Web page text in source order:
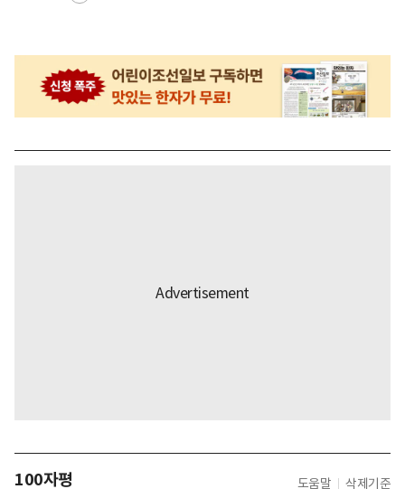
100자평 도움말 삭제기준